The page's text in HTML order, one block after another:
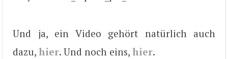
Und ja, ein Video gehört natürlich auch
dazu, hier. Und noch eins, hier.